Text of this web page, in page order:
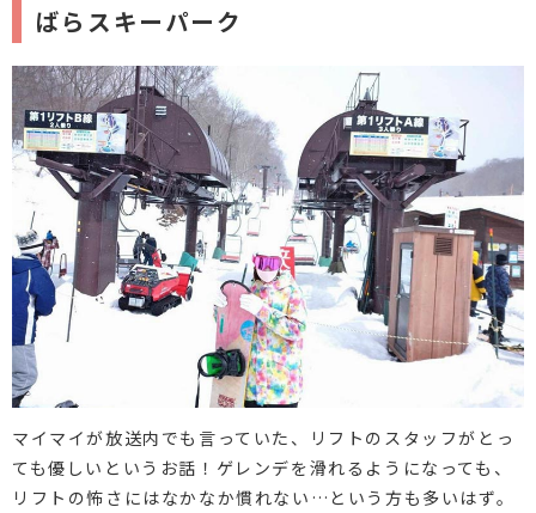
ばらスキーパーク
マイマイが放送内でも言っていた、リフトのスタッフがとっ
ても優しいというお話！ゲレンデを滑れるようになっても、
リフトの怖さにはなかなか慣れない…という方も多いはず。